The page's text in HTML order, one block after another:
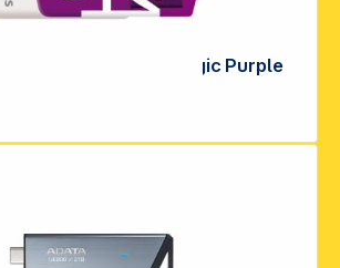
Philips USB 2.0 64GB Vivid Edition Magic Purple